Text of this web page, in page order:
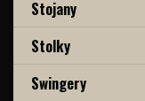
Stojany
Stolky
Swingery